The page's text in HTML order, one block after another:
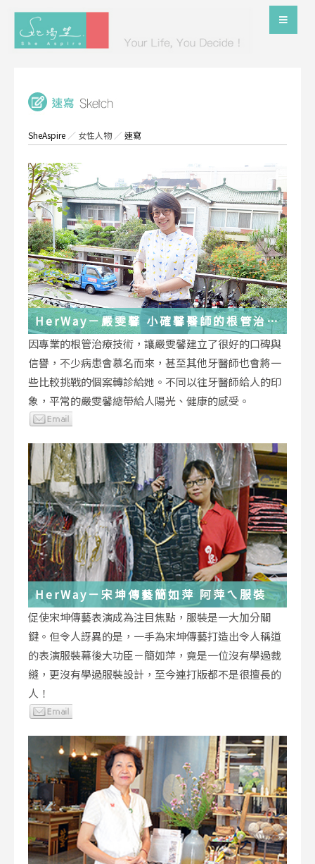
SheAspire ／ 女性人物／速寫
HerWay－嚴雯馨 小確馨醫師的根管治療
小確幸
因專業的根管治療技術，讓嚴雯馨建立了很好的口碑與
信譽，不少病患會慕名而來，甚至其他牙醫師也會將一
些比較挑戰的個案轉診給她。不同以往牙醫師給人的印
象，平常的嚴雯馨總帶給人陽光、健康的感受。
HerWay－宋坤傳藝簡如萍 阿萍ㄟ服裝
促使宋坤傳藝表演成為注目焦點，服裝是一大加分關
鍵。但令人訝異的是，一手為宋坤傳藝打造出令人稱道
的表演服裝幕後大功臣－簡如萍，竟是一位沒有學過裁
縫，更沒有學過服裝設計，至今連打版都不是很擅長的
人！